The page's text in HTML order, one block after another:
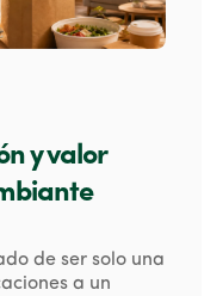
y valor
de ser solo una
a un